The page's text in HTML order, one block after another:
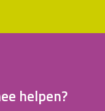
helpen?